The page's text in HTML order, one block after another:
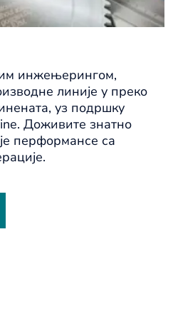
инжењерингом,
линије у преко
уз подршку
Доживите знатно
перформансе са